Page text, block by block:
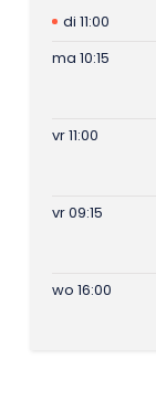
di 11:00
ma 10:15
vr 11:00
vr 09:15
wo 16:00